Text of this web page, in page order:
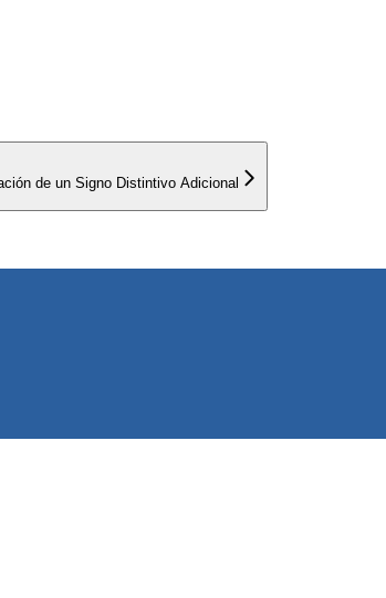
de un Signo Distintivo Adicional